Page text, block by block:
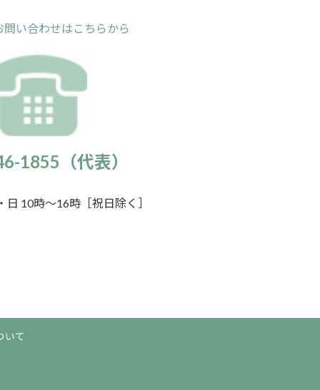
問い合わせはこちらから
1855（代表）
10時～16時［祝日除く］
いて